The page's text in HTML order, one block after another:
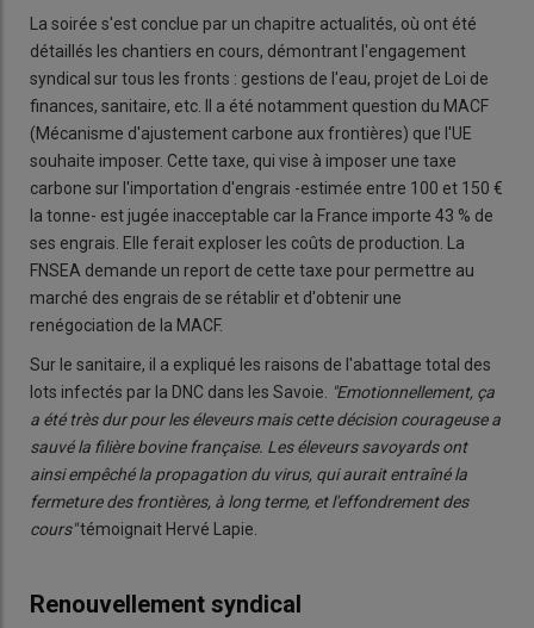
La soirée s'est conclue par un chapitre actualités, où ont été
détaillés les chantiers en cours, démontrant l'engagement
syndical sur tous les fronts : gestions de l'eau, projet de Loi de
finances, sanitaire, etc. Il a été notamment question du MACF
(Mécanisme d'ajustement carbone aux frontières) que l'UE
souhaite imposer. Cette taxe, qui vise à imposer une taxe
carbone sur l'importation d'engrais -estimée entre 100 et 150 €
la tonne- est jugée inacceptable car la France importe 43 % de
ses engrais. Elle ferait exploser les coûts de production. La
FNSEA demande un report de cette taxe pour permettre au
marché des engrais de se rétablir et d'obtenir une
renégociation de la MACF.
Sur le sanitaire, il a expliqué les raisons de l'abattage total des
lots infectés par la DNC dans les Savoie.
"Emotionnellement, ça
a été très dur pour les éleveurs mais cette décision courageuse a
sauvé la filière bovine française. Les éleveurs savoyards ont
ainsi empêché la propagation du virus, qui aurait entraîné la
fermeture des frontières, à long terme, et l'effondrement des
cours"témoignait Hervé Lapie.
Renouvellement syndical